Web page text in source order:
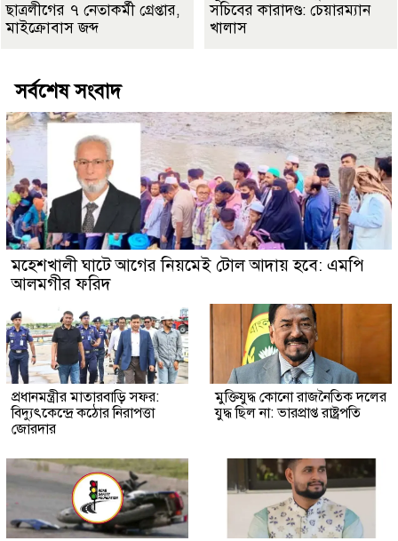
ছাত্রলীগের ৭ নেতাকর্মী গ্রেপ্তার,
মাইক্রোবাস জব্দ
সচিবের কারাদণ্ড: চেয়ারম্যান
খালাস
সর্বশেষ সংবাদ
মহেশখালী ঘাটে আগের নিয়মেই টোল আদায় হবে: এমপি
আলমগীর ফরিদ
প্রধানমন্ত্রীর মাতারবাড়ি সফর:
বিদ্যুৎকেন্দ্রে কঠোর নিরাপত্তা
জোরদার
মুক্তিযুদ্ধ কোনো রাজনৈতিক দলের
যুদ্ধ ছিল না: ভারপ্রাপ্ত রাষ্ট্রপতি